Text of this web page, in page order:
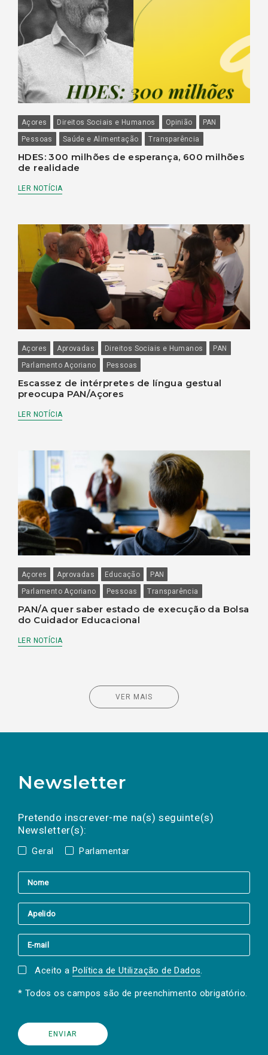
Açores Direitos Sociais e Humanos Opinião
PAN
Pessoas
Saúde e Alimentação Transparência
HDES: 300 milhões de esperança, 600 milhões
de realidade
LER NOTÍCIA
Açores Aprovadas Direitos Sociais e Humanos
PAN
Parlamento Açoriano
Pessoas
Escassez de intérpretes de língua gestual
preocupa PAN/Açores
LER NOTÍCIA
Açores Aprovadas Educação
PAN
Parlamento Açoriano
Pessoas Transparência
PAN/A quer saber estado de execução da Bolsa
do Cuidador Educacional
LER NOTÍCIA
VER MAIS
Newsletter
Pretendo inscrever-me na(s) seguinte(s)
Newsletter(s):
Geral Parlamentar
a(s) newsletter(s).
mail
Aceito a Política de Utilização de Dados.
* Todos os campos são de preenchimento obrigatório.